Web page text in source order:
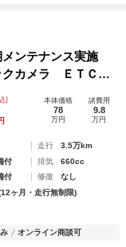
ンテナンス実施
クカメラ ＥＴＣ
害軽減システム
) 本体価格
78
万円
諸費用
9.8
万円
走行
3.5万km
付 排気
660cc
付 修復
なし
ヶ月・走行無制限)
オンライン商談可